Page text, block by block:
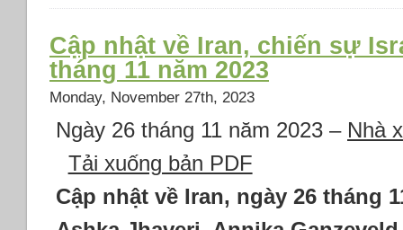
Thứ
Hai
27/11/2023:
*Israel
đón
Elon
–
có
Cập nhật về Iran, chiến sự
tháng 11 năm 2023
Monday, November 27th, 2023
Ngày 26 tháng 11 năm 2023 – Nhà
Tải xuống bản PDF
Cập nhật về Iran, ngày 26 tháng